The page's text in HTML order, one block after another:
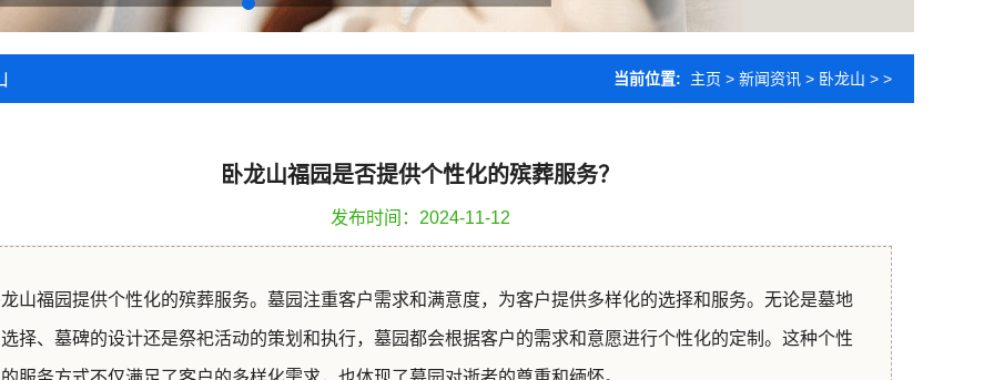
当前位置: 主页 > 新闻资讯 > 卧龙山 > >
卧龙山福园是否提供个性化的殡葬服务？
发布时间：2024-11-12
山福园提供个性化的殡葬服务。墓园注重客户需求和满意度，为客户提供多样化的选择和服务。无论是墓地
择、墓碑的设计还是祭祀活动的策划和执行，墓园都会根据客户的需求和意愿进行个性化的定制。这种个性